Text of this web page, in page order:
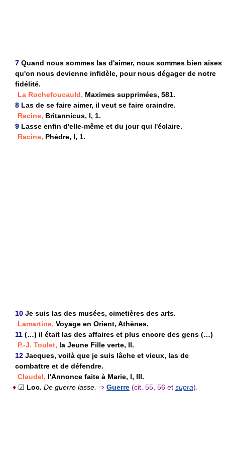
7 Quand nous sommes las d'aimer, nous sommes bien aises
qu'on nous devienne infidèle, pour nous dégager de notre
fidélité.
La Rochefoucauld, Maximes supprimées, 581.
8 Las de se faire aimer, il veut se faire craindre.
Racine, Britannicus, I, 1.
9 Lasse enfin d'elle-même et du jour qui l'éclaire.
Racine, Phèdre, I, 1.
10 Je suis las des musées, cimetières des arts.
Lamartine, Voyage en Orient, Athènes.
11 (…) il était las des affaires et plus encore des gens (…)
P.-J. Toulet, la Jeune Fille verte, II.
12 Jacques, voilà que je suis lâche et vieux, las de
combattre et de défendre.
Claudel, l'Annonce faite à Marie, I, III.
♦ ☑ Loc. De guerre lasse. ⇒ Guerre (cit. 55, 56 et supra).